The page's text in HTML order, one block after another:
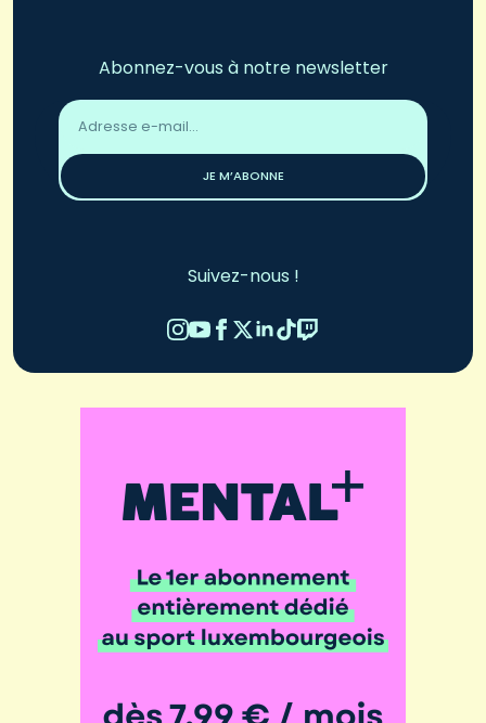
Abonnez-vous à notre newsletter
Adresse
email
JE M’ABONNE
Suivez-nous !